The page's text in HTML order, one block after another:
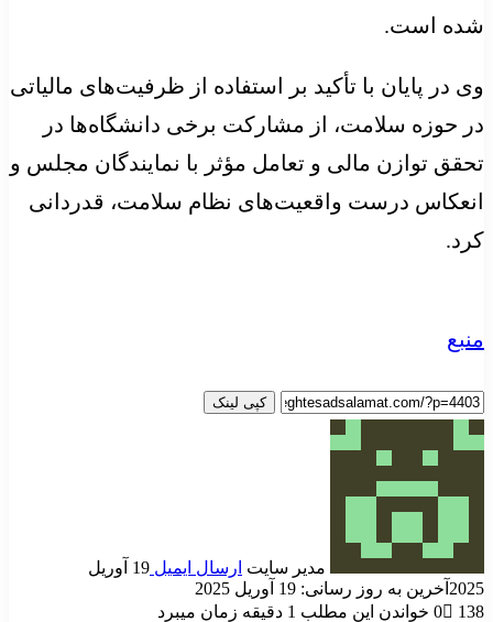
شده است.
وی در پایان با تأکید بر استفاده از ظرفیت‌های مالیاتی
در حوزه سلامت، از مشارکت برخی دانشگاه‌ها در
تحقق توازن مالی و تعامل مؤثر با نمایندگان مجلس و
انعکاس درست واقعیت‌های نظام سلامت، قدردانی
کرد.
منبع
کپی لینک
مدیر سایت ارسال ایمیل
19 آوریل
2025 آخرین به روز رسانی: 19 آوریل 2025
0
138
خواندن این مطلب 1 دقیقه زمان میبرد